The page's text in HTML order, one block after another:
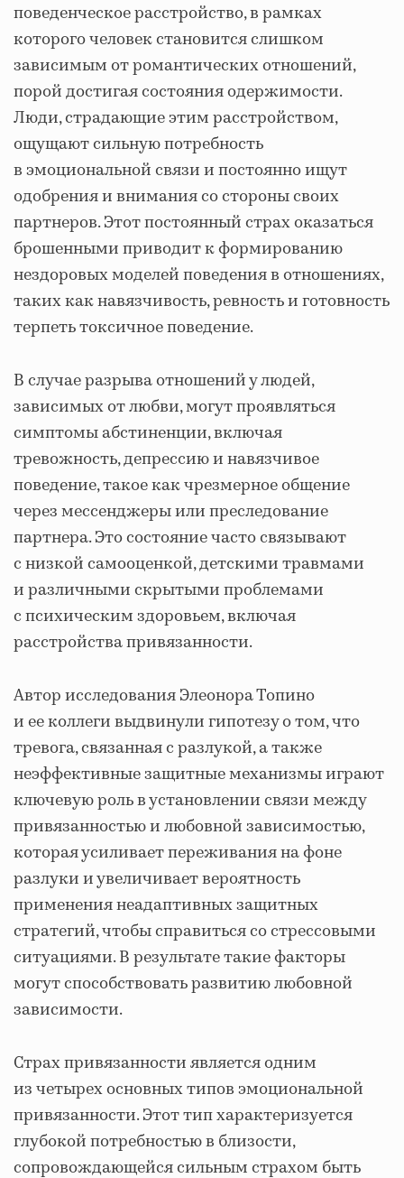
поведенческое расстройство, в рамках
которого человек становится слишком
зависимым от романтических отношений,
порой достигая состояния одержимости.
Люди, страдающие этим расстройством,
ощущают сильную потребность
в эмоциональной связи и постоянно ищут
одобрения и внимания со стороны своих
партнеров. Этот постоянный страх оказаться
брошенными приводит к формированию
нездоровых моделей поведения в отношениях,
таких как навязчивость, ревность и готовность
терпеть токсичное поведение.
В случае разрыва отношений у людей,
зависимых от любви, могут проявляться
симптомы абстиненции, включая
тревожность, депрессию и навязчивое
поведение, такое как чрезмерное общение
через мессенджеры или преследование
партнера. Это состояние часто связывают
с низкой самооценкой, детскими травмами
и различными скрытыми проблемами
с психическим здоровьем, включая
расстройства привязанности.
Автор исследования Элеонора Топино
и ее коллеги выдвинули гипотезу о том, что
тревога, связанная с разлукой, а также
неэффективные защитные механизмы играют
ключевую роль в установлении связи между
привязанностью и любовной зависимостью,
которая усиливает переживания на фоне
разлуки и увеличивает вероятность
применения неадаптивных защитных
стратегий, чтобы справиться со стрессовыми
ситуациями. В результате такие факторы
могут способствовать развитию любовной
зависимости.
Страх привязанности является одним
из четырех основных типов эмоциональной
привязанности. Этот тип характеризуется
глубокой потребностью в близости,
сопровождающейся сильным страхом быть